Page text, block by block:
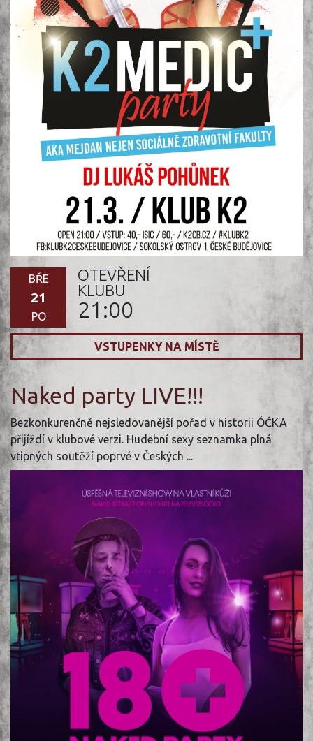
BŘE
21
PO
OTEVŘENÍ
KLUBU
21:00
VSTUPENKY NA MÍSTĚ
Naked party LIVE!!!
Bezkonkurenčně nejsledovanější pořad v historii ÓČKA
přijíždí v klubové verzi. Hudební sexy seznamka plná
vtipných soutěží poprvé v Českých ...